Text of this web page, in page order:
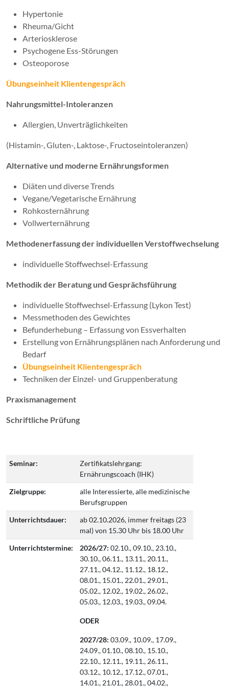
Hypertonie
Rheuma/Gicht
Arteriosklerose
Psychogene Ess-Störungen
Osteoporose
Übungseinheit Klientengespräch
Nahrungsmittel-Intoleranzen
Allergien, Unverträglichkeiten
(Histamin-, Gluten-, Laktose-, Fructoseintoleranzen)
Alternative und moderne Ernährungsformen
Diäten und diverse Trends
Vegane/Vegetarische Ernährung
Rohkosternährung
Vollwerternährung
Methodenerfassung der individuellen Verstoffwechselung
individuelle Stoffwechsel-Erfassung
Methodik der Beratung und Gesprächsführung
individuelle Stoffwechsel-Erfassung (Lykon Test)
Messmethoden des Gewichtes
Befunderhebung – Erfassung von Essverhalten
Erstellung von Ernährungsplänen nach Anforderung und
Bedarf
Übungseinheit Klientengespräch
Techniken der Einzel- und Gruppenberatung
Praxismanagement
Schriftliche Prüfung
Seminar:
Zertifikatslehrgang:
Ernährungscoach (IHK)
Zielgruppe:
alle Interessierte, alle medizinische
Berufsgruppen
Unterrichtsdauer:
ab 02.10.2026, immer freitags (23
mal) von 15.30 Uhr bis 18.00 Uhr
Unterrichtstermine:
2026/27: 02.10., 09.10., 23.10.,
30.10., 06.11., 13.11., 20.11.,
27.11., 04.12., 11.12., 18.12.,
08.01., 15.01., 22.01., 29.01.,
05.02., 12.02., 19.02., 26.02.,
05.03., 12.03., 19.03., 09.04.
ODER
2027/28: 03.09., 10.09., 17.09.,
24.09., 01.10., 08.10., 15.10.,
22.10., 12.11., 19.11., 26.11.,
03.12., 10.12., 17.12., 07.01.,
14.01., 21.01., 28.01., 04.02.,